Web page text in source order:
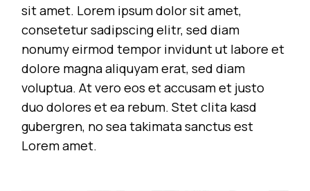
sit amet. Lorem ipsum dolor sit amet,
consetetur sadipscing elitr, sed diam
nonumy eirmod tempor invidunt ut labore et
dolore magna aliquyam erat, sed diam
voluptua. At vero eos et accusam et justo
duo dolores et ea rebum. Stet clita kasd
gubergren, no sea takimata sanctus est
Lorem amet.